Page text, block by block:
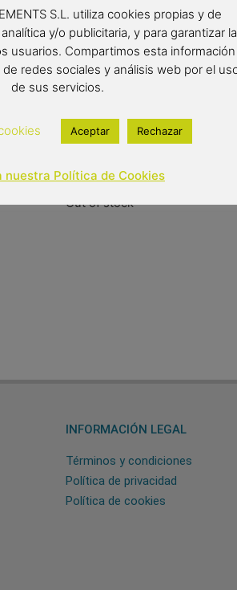
Complemento infantil
Paraguas transparente
Paraguas forma de cúpula
Color del producto:
Paraguas de 8 varillas
Tipo de apertura: manual
13,90€ (IVA
Out of stock
INFORMACIÓN LEGAL
Términos y condiciones
Política de privacidad
Política de cookies
S.L. utiliza cookies propias y de
y/o publicitaria, y para garantizar la
usuarios. Compartimos esta información
redes sociales y análisis web por el
de sus servicios.
Aceptar Rechazar
nuestra Política de Cookies